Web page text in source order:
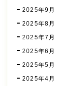
2025年9月
2025年8月
2025年7月
2025年6月
2025年5月
2025年4月